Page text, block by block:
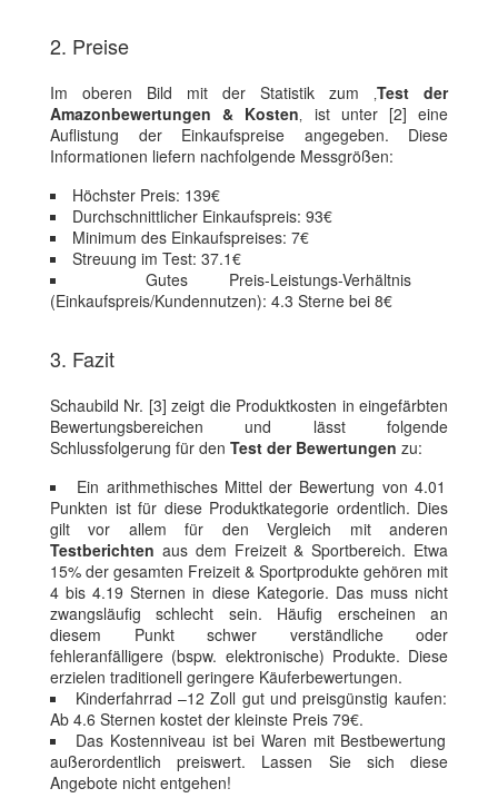
2. Preise
Im oberen Bild mit der Statistik zum ‚ Test der
Amazonbewertungen & Kosten ‚ ist unter [2] eine
Auflistung der Einkaufspreise angegeben. Diese
Informationen liefern nachfolgende Messgrößen:
Höchster Preis: 139€
Durchschnittlicher Einkaufspreis: 93€
Minimum des Einkaufspreises: 7€
Streuung im Test: 37.1€
Gutes Preis-Leistungs-Verhältnis
(Einkaufspreis/Kundennutzen): 4.3 Sterne bei 8€
3. Fazit
Schaubild Nr. [3] zeigt die Produktkosten in eingefärbten
Bewertungsbereichen und lässt folgende
Schlussfolgerung für den Test der Bewertungen zu:
Ein arithmethisches Mittel der Bewertung von 4.01
Punkten ist für diese Produktkategorie ordentlich. Dies
gilt vor allem für den Vergleich mit anderen
Testberichten aus dem Freizeit & Sportbereich. Etwa
15% der gesamten Freizeit & Sportprodukte gehören mit
4 bis 4.19 Sternen in diese Kategorie. Das muss nicht
zwangsläufig schlecht sein. Häufig erscheinen an
diesem Punkt schwer verständliche oder
fehleranfälligere (bspw. elektronische) Produkte. Diese
erzielen traditionell geringere Käuferbewertungen.
Kinderfahrrad –12 Zoll gut und preisgünstig kaufen:
Ab 4.6 Sternen kostet der kleinste Preis 79€.
Das Kostenniveau ist bei Waren mit Bestbewertung
außerordentlich preiswert. Lassen Sie sich diese
Angebote nicht entgehen!